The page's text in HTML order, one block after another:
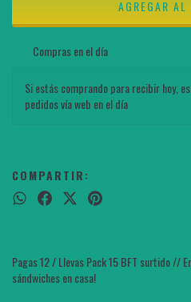
Compras en el día
Si estás comprando para recibir hoy,
pedidos vía web en el día
COMPARTIR:
Pagas 12 / Llevas Pack 15 BFT surtido //
sándwiches en casa!